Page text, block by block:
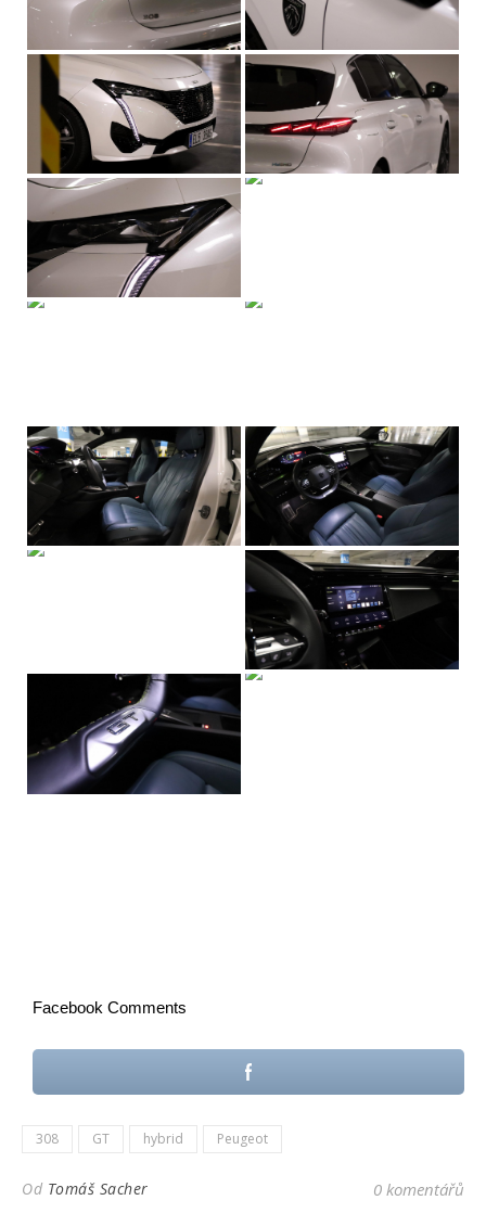
Facebook Comments
308 GT hybrid Peugeot
Od Tomáš Sacher 0 komentářů